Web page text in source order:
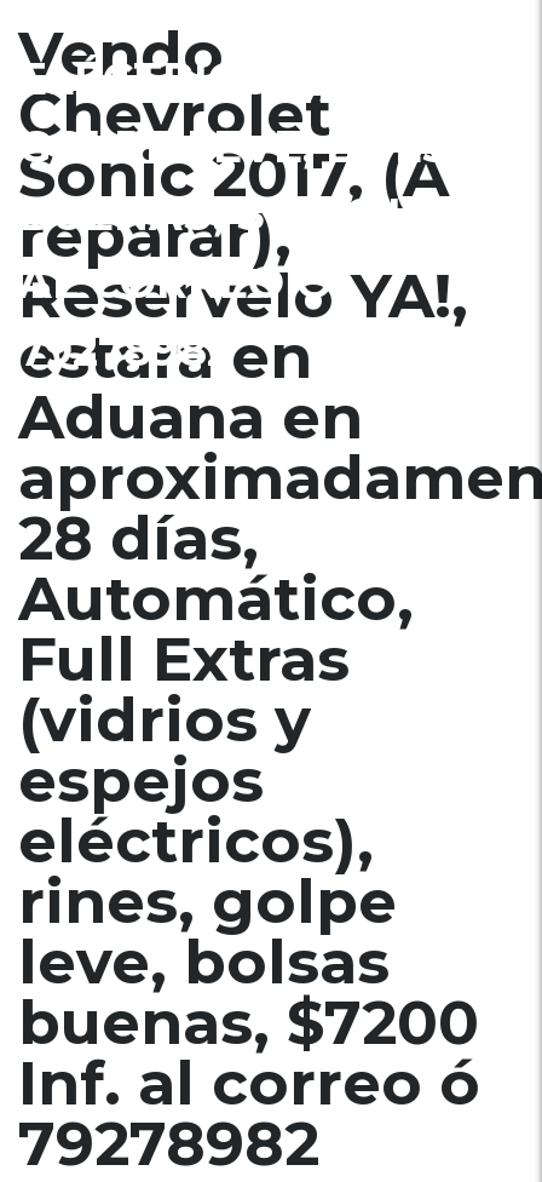
ELÉCTRICOS), RINES,
GOLPE LEVE, BOLSAS
BUENAS, $7200 INF.
AL CORREO Ó
79278982
Vendo
Chevrolet
Sonic 2017, (A
reparar),
Reservelo YA!,
estara en
Aduana en
28 días,
Automático,
Full Extras
(vidrios y
espejos
eléctricos),
rines, golpe
leve, bolsas
buenas, $7200
Inf. al correo ó
79278982